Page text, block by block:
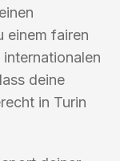
einem fairen
deine
in Turin